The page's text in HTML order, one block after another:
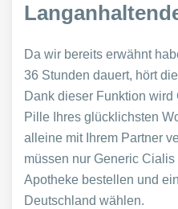
Da wir bereits erwähnt
36 Stunden dauert, hört
Dank dieser Funktion
Pille Ihres glücklichsten
alleine mit Ihrem Partner
müssen nur Generic
Apotheke bestellen und
Deutschland wählen.